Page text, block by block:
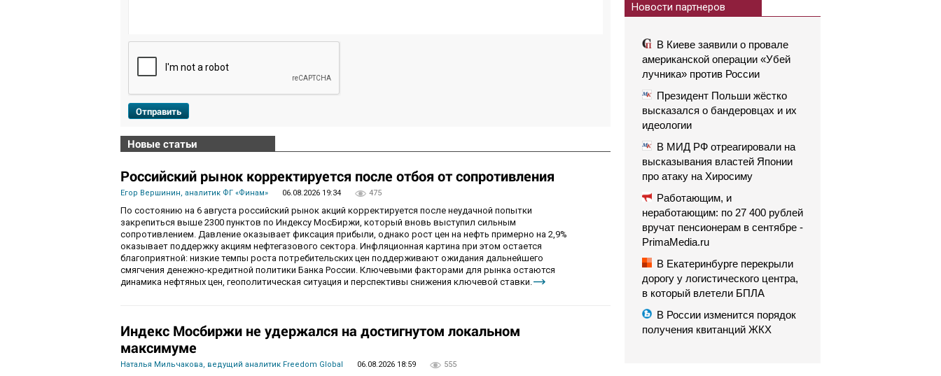
Отправить
Новые статьи
Российский рынок корректируется после отбоя от сопротивления
Егор Вершинин, аналитик ФГ «Финам» 06.08.2026 19:34 475
По состоянию на 6 августа российский рынок акций корректируется после неудачной попытки
закрепиться выше 2300 пунктов по Индексу МосБиржи, который вновь выступил сильным
сопротивлением. Давление оказывает фиксация прибыли, однако рост цен на нефть примерно на 2,9%
оказывает поддержку акциям нефтегазового сектора. Инфляционная картина при этом остается
благоприятной: низкие темпы роста потребительских цен поддерживают ожидания дальнейшего
смягчения денежно-кредитной политики Банка России. Ключевыми факторами для рынка остаются
динамика нефтяных цен, геополитическая ситуация и перспективы снижения ключевой ставки.
Индекс Мосбиржи не удержался на достигнутом локальном
максимуме
Наталья Мильчакова, ведущий аналитик Freedom Global 06.08.2026 18:59 555
Новости партнеров
В Киеве заявили о провале
американской операции «Убей
лучника» против России
Президент Польши жёстко
высказался о бандеровцах и их
идеологии
В МИД РФ отреагировали на
высказывания властей Японии
про атаку на Хиросиму
Работающим, и
неработающим: по 27 400 рублей
вручат пенсионерам в сентябре -
PrimaMedia.ru
В Екатеринбурге перекрыли
дорогу у логистического центра,
в который влетели БПЛА
В России изменится порядок
получения квитанций ЖКХ